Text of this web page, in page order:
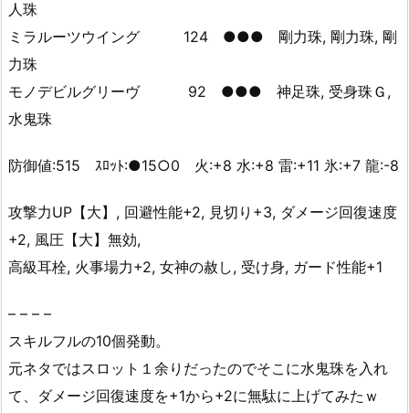
人珠
ミラルーツウイング 124 ●●● 剛力珠, 剛力珠, 剛
力珠
モノデビルグリーヴ 92 ●●● 神足珠, 受身珠Ｇ,
水鬼珠
防御値:515 ｽﾛｯﾄ:●15○0 火:+8 水:+8 雷:+11 氷:+7 龍:-8
攻撃力UP【大】, 回避性能+2, 見切り+3, ダメージ回復速度
+2, 風圧【大】無効,
高級耳栓, 火事場力+2, 女神の赦し, 受け身, ガード性能+1
– – – –
スキルフルの10個発動。
元ネタではスロット１余りだったのでそこに水鬼珠を入れ
て、ダメージ回復速度を+1から+2に無駄に上げてみたｗ